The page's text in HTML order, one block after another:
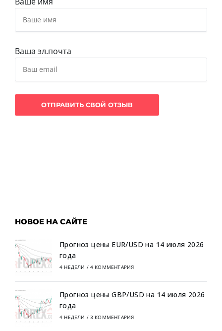
Ваша эл.почта
НОВОЕ НА САЙТЕ
Прогноз цены EUR/USD на 14 июля 2026
года
4 НЕДЕЛИ / 4 КОММЕНТАРИЯ
Прогноз цены GBP/USD на 14 июля 2026
года
4 НЕДЕЛИ / 3 КОММЕНТАРИЯ